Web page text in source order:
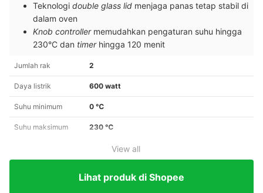
Teknologi double glass lid menjaga panas tetap stabil di
dalam oven
Knob controllermemudahkan pengaturan suhu hingga
230°C dan timerhingga 120 menit
Jumlah rak 2
Daya listrik 600 watt
Suhu minimum 0 ℃
Suhu maksimum 230 ℃
View all
Lihat produk di Shopee